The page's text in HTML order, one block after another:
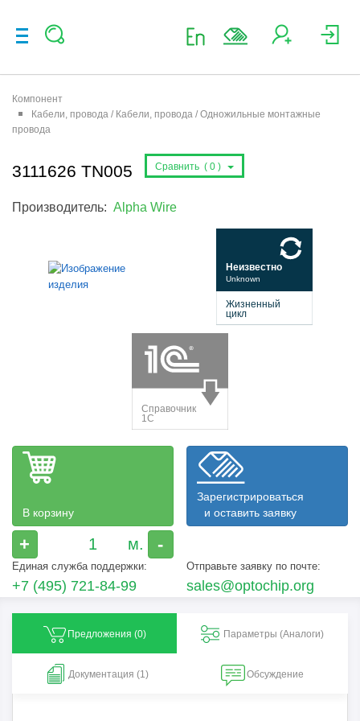
Компонент
Кабели, провода / Кабели, провода / Одножильные монтажные
провода
3111626 TN005 Сравнить ( 0 )
Производитель: Alpha Wire
В корзину
+ -
Зарегистрироваться
и оставить заявку
Единая служба поддержки:
+7 (495) 721-84-99
Отправьте заявку по почте:
sales@optochip.org
Предложения (0) Параметры (Aналоги)
Документация (1) Обсуждение